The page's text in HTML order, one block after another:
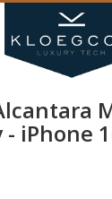
- iPhone